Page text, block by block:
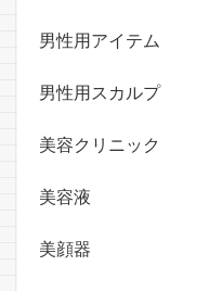
男性用アイテム
男性用スカルプ
美容クリニック
美容液
美顔器